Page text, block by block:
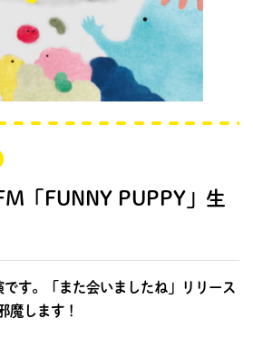
「FUNNY PUPPY」生
す。「また会いましたね」リリース
魔します！